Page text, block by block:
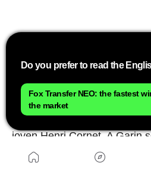
Pero, entonces, llegóel
historia del Tour.
Los
clasificados fueron
supuestamente, utilizar
joven Henri Cornet. A Garin
sanción de 2 años sin
Do you prefer to read the
Fox Transfer NEO: the fastest
the market